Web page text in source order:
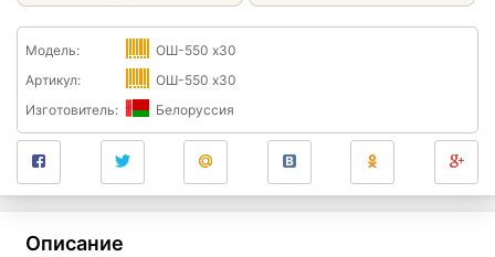
Модель:
ОШ-550 x30
Артикул:
ОШ-550 x30
Изготовитель:
Белоруссия
Описание